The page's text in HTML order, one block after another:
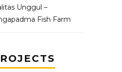
Unggul –
Fish Farm